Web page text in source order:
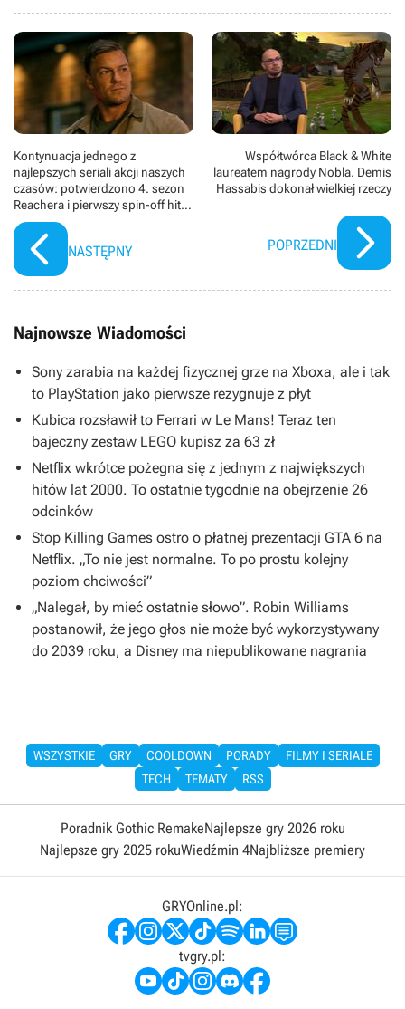
Kontynuacja jednego z
najlepszych seriali akcji naszych
czasów: potwierdzono 4. sezon
Reachera i pierwszy spin-off hitu
Amazona
NASTĘPNY
Współtwórca Black & White
laureatem nagrody Nobla. Demis
Hassabis dokonał wielkiej rzeczy
POPRZEDNI
Najnowsze Wiadomości
Sony zarabia na każdej fizycznej grze na Xboxa, ale i tak
to PlayStation jako pierwsze rezygnuje z płyt
Kubica rozsławił to Ferrari w Le Mans! Teraz ten
bajeczny zestaw LEGO kupisz za 63 zł
Netflix wkrótce pożegna się z jednym z największych
hitów lat 2000. To ostatnie tygodnie na obejrzenie 26
odcinków
Stop Killing Games ostro o płatnej prezentacji GTA 6 na
Netflix. „To nie jest normalne. To po prostu kolejny
poziom chciwości”
„Nalegał, by mieć ostatnie słowo”. Robin Williams
postanowił, że jego głos nie może być wykorzystywany
do 2039 roku, a Disney ma niepublikowane nagrania
WSZYSTKIE GRY COOLDOWN PORADY
FILMY I SERIALE
TECH
TEMATY RSS
Poradnik Gothic RemakeNajlepsze gry 2026 roku
Najlepsze gry 2025 rokuWiedźmin 4Najbliższe premiery
GRYOnline.pl:
tvgry.pl: